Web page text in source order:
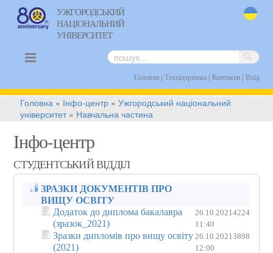
УЖГОРОДСЬКИЙ
НАЦІОНАЛЬНИЙ
УНІВЕРСИТЕТ
Головна| Техпідтримка| Контакти| Вхід
Головна » Інфо-центр »Ужгородський національний
університет» Навчальна частина
Інфо-центр
СТУДЕНТСЬКИЙ ВІДДІЛ
ЗРАЗКИ ДОКУМЕНТІВ ПРО
ВИЩУ ОСВІТУ
Додаток до диплома бакалавра
(зразок_2021)
26.10.2021
11:40
4224
Зразки дипломів про вищу освіту
(2021)
26.10.2021
12:00
3898